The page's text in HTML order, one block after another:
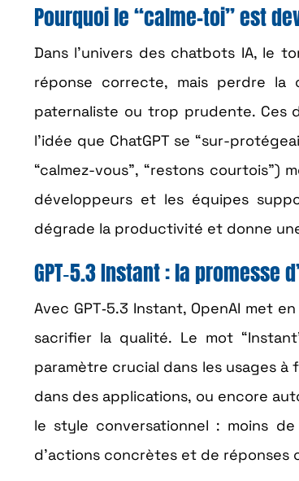
Pourquoi le “calme-toi” est
Dans l’univers des chatbots IA, le
réponse correcte, mais perdre la
paternaliste ou trop prudente. Ces
l’idée que ChatGPT se “sur-
“calmez-vous”, “restons courtois”)
développeurs et les équipes
dégrade la productivité et donne
GPT‑5.3 Instant : la promesse
Avec GPT‑5.3 Instant, OpenAI met
sacrifier la qualité. Le mot
paramètre crucial dans les usages
dans des applications, ou encore
le style conversationnel : moins
d’actions concrètes et de réponses